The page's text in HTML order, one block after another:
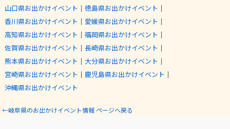
山口県お出かけイベント ｜ 徳島県お出かけイベント ｜
香川県お出かけイベント ｜ 愛媛県お出かけイベント ｜
高知県お出かけイベント ｜ 福岡県お出かけイベント ｜
佐賀県お出かけイベント ｜ 長崎県お出かけイベント ｜
熊本県お出かけイベント ｜ 大分県お出かけイベント ｜
宮崎県お出かけイベント ｜ 鹿児島県お出かけイベント ｜
沖縄県お出かけイベント
←岐阜県のお出かけイベント情報 ページへ戻る